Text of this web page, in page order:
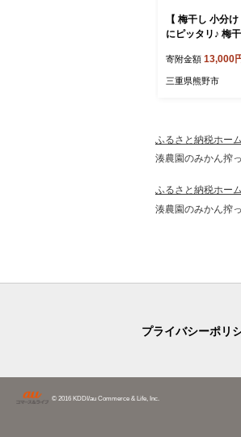
【 梅干し 小分
にピッタリ♪ 梅
らのすっぱい し
し 500g
お弁当 梅干し
sn0031A】
寄附金額 13,000
三重県熊野市
ふるさと納税ホーム
湊農園のみかん搾
ふるさと納税ホーム
湊農園のみかん搾
プライバシーポリ
© 2016 KDDI/au Commerce & Life, Inc.